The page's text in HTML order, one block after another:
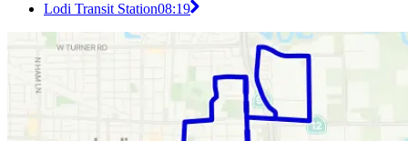
Lodi Transit Station08:19